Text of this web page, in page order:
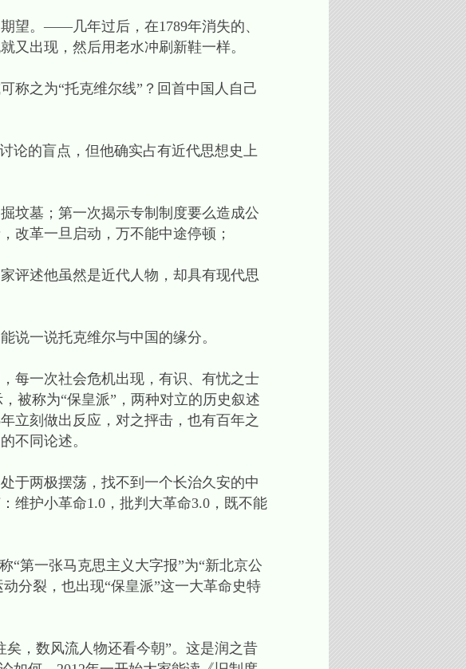
望。——几年过后，在1789年消失的、
又出现，然后用老水冲刷新鞋一样。
之为“托克维尔线”？回首中国人自己
的盲点，但他确实占有近代思想史上
墓；第一次揭示专制制度要么造成公
改革一旦启动，万不能中途停顿；
述他虽然是近代人物，却具有现代思
一说托克维尔与中国的缘分。
一次社会危机出现，有识、有忧之士
被称为“保皇派”，两种对立的历史叙述
立刻做出反应，对之抨击，也有百年之
不同论述。
两极摆荡，找不到一个长治久安的中
维护小革命1.0，批判大革命3.0，既不能
第一张马克思主义大字报”为“新北京公
分裂，也出现“保皇派”这一大革命史特
，数风流人物还看今朝”。这是润之昔